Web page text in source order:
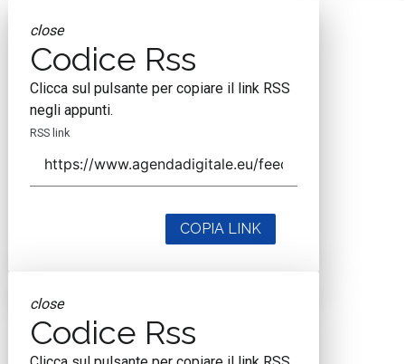
close
Codice Rss
Clicca sul pulsante per copiare il link RSS
negli appunti.
RSS link
COPIA LINK
close
Codice Rss